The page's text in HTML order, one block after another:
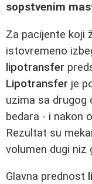
sopstvenim
Za pacijente koji
istovremeno
lipotransfer
Lipotransfer je
uzima sa drugog
bedara - i nakon
Rezultat su
volumen dugi niz
Glavna prednost